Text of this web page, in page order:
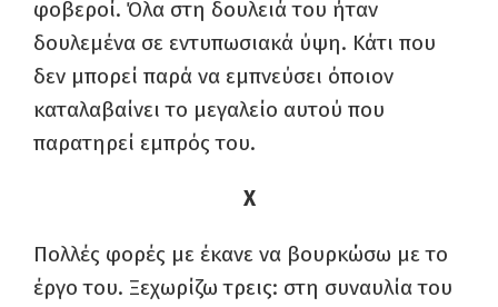
φοβεροί. Όλα στη δουλειά του ήταν
δουλεμένα σε εντυπωσιακά ύψη. Κάτι που
δεν μπορεί παρά να εμπνεύσει όποιον
καταλαβαίνει το μεγαλείο αυτού που
παρατηρεί εμπρός του.
Χ
Πολλές φορές με έκανε να βουρκώσω με το
έργο του. Ξεχωρίζω τρεις: στη συναυλία του